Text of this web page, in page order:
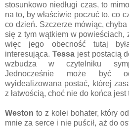
stosunkowo niedługi czas, to
na to, by właściwie poczuć to, co
co dzień. Szczerze mówiąc,
się z tym wątkiem w powieściach,
więc jego obecność tutaj
interesująca. Tessa jest postacią
wzbudza w czytelniku
Jednocześnie może być
wyidealizowana postać, której
z łatwością, choć nie do końca jest
Weston to z kolei bohater, który
mnie za serce i nie puścił, aż do